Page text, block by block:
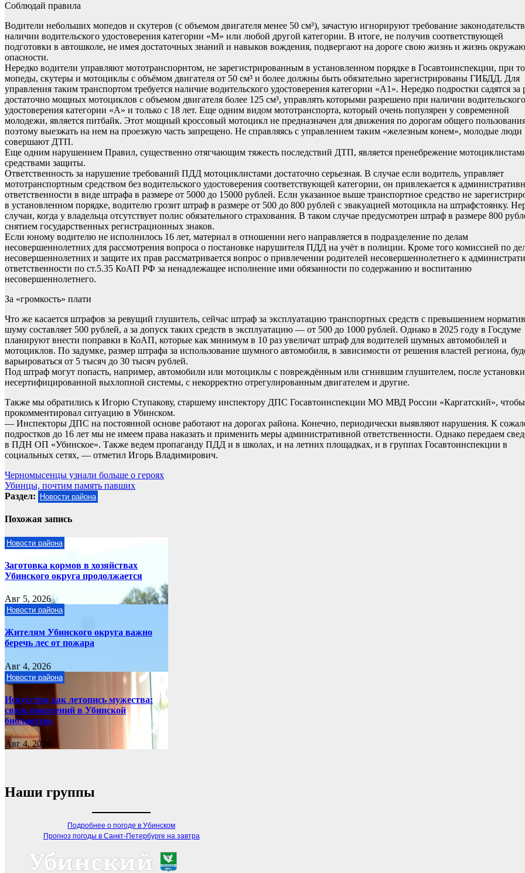
Соблюдай правила
Водители небольших мопедов и скутеров (с объемом двигателя менее 50 см³), зачастую игнорируют требование
наличии водительского удостоверения категории «М» или любой другой категории. В итоге, не получив соответствующей
подготовки в автошколе, не имея достаточных знаний и навыков вождения, подвергают на дороге свою жизнь и жизнь
опасности.
Нередко водители управляют мототранспорнтом, не зарегистрированным в установленном порядке в Госавтоинспекции, при
мопеды, скутеры и мотоциклы с объёмом двигателя от 50 см³ и более должны быть обязательно зарегистрированы ГИБДД. Для
управления таким транспортом требуется наличие водительского удостоверения категории «А1». Нередко подростки садятся за
достаточно мощных мотоциклов с объемом двигателя более 125 см³, управлять которыми разрешено при наличии водительского
удостоверения категории «А» и только с 18 лет. Еще одним видом мототранспорта, который очень популярен у современной
молодежи, является питбайк. Этот мощный кроссовый мотоцикл не предназначен для движения по дорогам общего
поэтому выезжать на нем на проезжую часть запрещено. Не справляясь с управлением таким «железным конем», молодые люди
совершают ДТП.
Еще одним нарушением Правил, существенно отягчающим тяжесть последствий ДТП, является пренебрежение
средствами защиты.
Ответственность за нарушение требований ПДД мотоциклистами достаточно серьезная. В случае если водитель, управляет
мототранспортным средством без водительского удостоверения соответствующей категории, он привлекается к
ответственности в виде штрафа в размере от 5000 до 15000 рублей. Если указанное выше транспортное средство не
в установленном порядке, водителю грозит штраф в размере от 500 до 800 рублей с эвакуацией мотоцикла на штрафстоянку.
случаи, когда у владельца отсутствует полис обязательного страхования. В таком случае предусмотрен штраф в размере 800
снятием государственных регистрационных знаков.
Если юному водителю не исполнилось 16 лет, материал в отношении него направляется в подразделение по делам
несовершеннолетних для рассмотрения вопроса о постановке нарушителя ПДД на учёт в полиции. Кроме того комиссией по
несовершеннолетних и защите их прав рассматривается вопрос о привлечении родителей несовершеннолетнего к
ответственности по ст.5.35 КоАП РФ за ненадлежащее исполнение ими обязанности по содержанию и воспитанию
несовершеннолетнего.
За «громкость» плати
Что же касается штрафов за ревущий глушитель, сейчас штраф за эксплуатацию транспортных средств с превышением
шуму составляет 500 рублей, а за допуск таких средств в эксплуатацию — от 500 до 1000 рублей. Однако в 2025 году в Госдуме
планируют внести поправки в КоАП, которые как минимум в 10 раз увеличат штраф для водителей шумных автомобилей и
мотоциклов. По задумке, размер штрафа за использование шумного автомобиля, в зависимости от решения властей региона,
варьироваться от 5 тысяч до 30 тысяч рублей.
Под штраф могут попасть, например, автомобили или мотоциклы с повреждённым или сгнившим глушителем, после установки
несертифицированной выхлопной системы, с некорректно отрегулированным двигателем и другие.
Также мы обратились к Игорю Ступакову, старшему инспектору ДПС Госавтоинспекции МО МВД России «Каргатский»,
прокомментировал ситуацию в Убинском.
— Инспекторы ДПС на постоянной основе работают на дорогах района. Конечно, периодически выявляют нарушения. К
подростков до 16 лет мы не имеем права наказать и применить меры административной ответственности. Однако передаем
в ПДН ОП «Убинское». Также ведем пропаганду ПДД и в школах, и на летних площадках, и в группах Госавтоинспекции в
социальных сетях, — отметил Игорь Владимирович.
Навигация
по
Черномысенцы узнали больше о героях
Убинцы, почтим память павших
Раздел:
Новости района
Похожая запись
Новости района
Заготовка кормов в хозяйствах
Убинского округа продолжается
Авг 5, 2026
Новости района
Жителям Убинского округа важно
беречь лес от пожара
Авг 4, 2026
Новости района
Искусство как летопись мужества:
связь поколений в Убинской
библиотеке
Авг 4, 2026
Наши группы
Подробнее о погоде в Убинском
Прогноз погоды в Санкт-Петербурге на завтра